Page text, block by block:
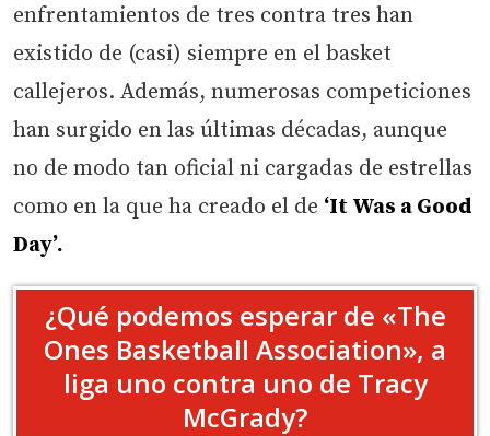
enfrentamientos de tres contra tres han
existido de (casi) siempre en el basket
callejeros. Además, numerosas competiciones
han surgido en las últimas décadas, aunque
no de modo tan oficial ni cargadas de estrellas
como en la que ha creado el de ‘It Was a Good
Day’.
¿Qué podemos esperar de «The
Ones Basketball Association», a
liga uno contra uno de Tracy
McGrady?